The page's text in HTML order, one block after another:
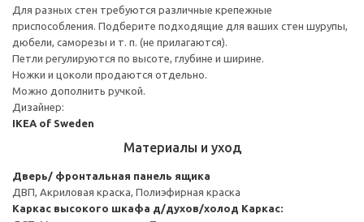
Для разных стен требуются различные крепежные
приспособления. Подберите подходящие для ваших стен шурупы,
дюбели, саморезы и т. п. (не прилагаются).
Петли регулируются по высоте, глубине и ширине.
Ножки и цоколи продаются отдельно.
Можно дополнить ручкой.
Дизайнер:
IKEA of Sweden
Материалы и уход
Дверь/ фронтальная панель ящика
ДВП, Акриловая краска, Полиэфирная краска
Каркас высокого шкафа д/духов/холод Каркас: